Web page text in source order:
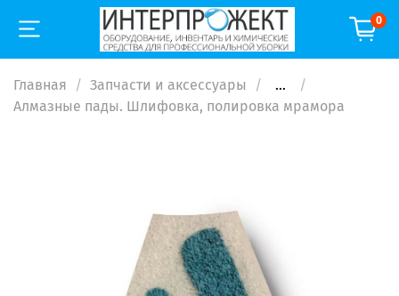
0
Главная Запчасти и аксессуары
...
Алмазные пады. Шлифовка, полировка мрамора